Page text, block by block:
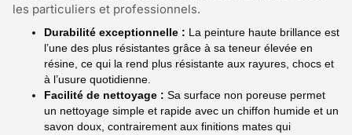
les particuliers et professionnels.
Durabilité exceptionnelle : La peinture haute brillance est
l’une des plus résistantes grâce à sa teneur élevée en
résine, ce qui la rend plus résistante aux rayures, chocs et
à l’usure quotidienne.
Facilité de nettoyage : Sa surface non poreuse permet
un nettoyage simple et rapide avec un chiffon humide et un
savon doux, contrairement aux finitions mates qui